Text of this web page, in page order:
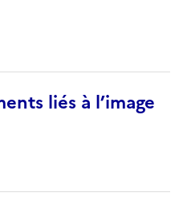
liés à l’image